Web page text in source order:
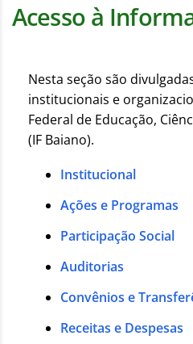
Acesso à
Nesta seção são
institucionais e
Federal de Educação,
(IF Baiano).
Institucional
Ações e Programas
Participação Social
Auditorias
Convênios e
Receitas e Despesas